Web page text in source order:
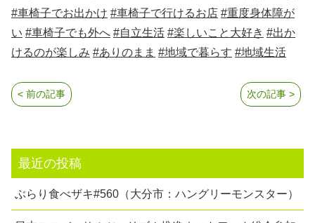
#車椅子でお出かけ #車椅子で行けるお店 #重度身体障が
い #車椅子でも外へ #自立生活 #楽しいこと大好き #出か
けるのが楽しみ #ありのまま #地域で暮らす #地域生活
次の記事 >
< 前の記事
最近の投稿
ぶらり食べザキ#560（大分市：ハングリーモンスター）